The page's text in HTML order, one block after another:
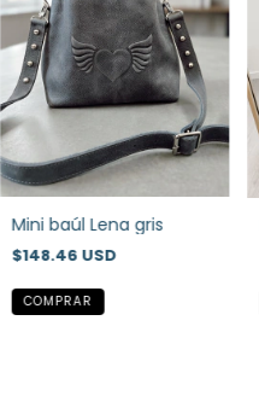
Mini baúl Lena gris
$148.46 USD